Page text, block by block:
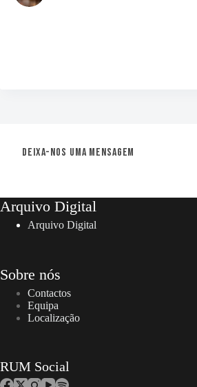
Deixa-nos uma mensagem
Arquivo Digital
Arquivo Digital
Sobre nós
Contactos
Equipa
Localização
RUM Social